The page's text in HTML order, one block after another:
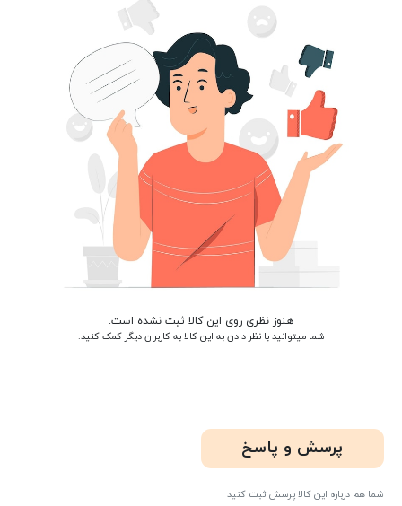
هنوز نظری روی این کالا ثبت نشده است.
شما میتوانید با نظر دادن به این کالا به کاربران دیگر کمک کنید.
پرسش و پاسخ
شما هم درباره این کالا پرسش ثبت کنید